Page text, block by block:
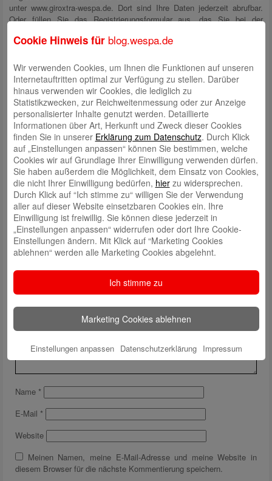
unter www.giroxtra-wespa.de. Dort sind Ihre Daten jederzeit abrufbar.
Oder füllen Sie das Registrierungsformular aus, das Sie bei der
Service-Center zurück. Sie können die Unterlagen natürlich auch in Ihrer
Bestätigungsschreiben mit einer Liste aller registrierten Geräte. Bei der
Online-Registrierung erhalten Sie kein Bestätigungsschreiben per Post,
da die erfolgreiche Registrierung sofort im Portal angezeigt wird.
Im Fall der Fälle genügt ein Anruf bei der X-tra Hotline und schon
werden alle weiteren Schritte wie Kartensperrung und Schadensmeldung
geregelt.Zum X-tra Online-Portal.
* Den vollständigen Leistungsumfang entnehmen Sie bitte den Allgemeinen Bedingungen
für die Handy- und Laptop-Versicherung der Deutschen Assistance Versicherung AG
Düsseldorf, HRB 64583 bzw. den Allgemeinen Geschäftsbedingungen der MehrWert
Servicegesellschaft mbH für die Leistungen Schutz für alle Zahlungskarten,
Dokumentenschutz und Handykartenschutz.
Name *
E-Mail *
Website
Meinen Namen, meine E-Mail-Adresse und meine Website in
diesem Browser für die nächste Kommentierung speichern.
Cookie Hinweis für blog.wespa.de
Wir verwenden Cookies, um Ihnen die Funktionen auf unseren
Internetauftritten optimal zur Verfügung zu stellen. Darüber
hinaus verwenden wir Cookies, die lediglich zu
Statistikzwecken, zur Reichweitenmessung oder zur Anzeige
personalisierter Inhalte genutzt werden. Detaillierte
Informationen über Art, Herkunft und Zweck dieser Cookies
finden Sie in unserer Erklärung zum Datenschutz. Durch Klick
auf „Einstellungen anpassen“ können Sie bestimmen, welche
Cookies wir auf Grundlage Ihrer Einwilligung verwenden dürfen.
Sie haben außerdem die Möglichkeit, dem Einsatz von Cookies,
die nicht Ihrer Einwilligung bedürfen, hierzu widersprechen.
Durch Klick auf “Ich stimme zu“ willigen Sie der Verwendung
aller auf dieser Website einsetzbaren Cookies ein. Ihre
Einwilligung ist freiwillig. Sie können diese jederzeit in
„Einstellungen anpassen“ widerrufen oder dort Ihre Cookie-
Einstellungen ändern. Mit Klick auf “Marketing Cookies
ablehnen“ werden alle Marketing Cookies abgelehnt.
Ich stimme zu
Marketing Cookies ablehnen
Einstellungen anpassen Datenschutzerklärung Impressum